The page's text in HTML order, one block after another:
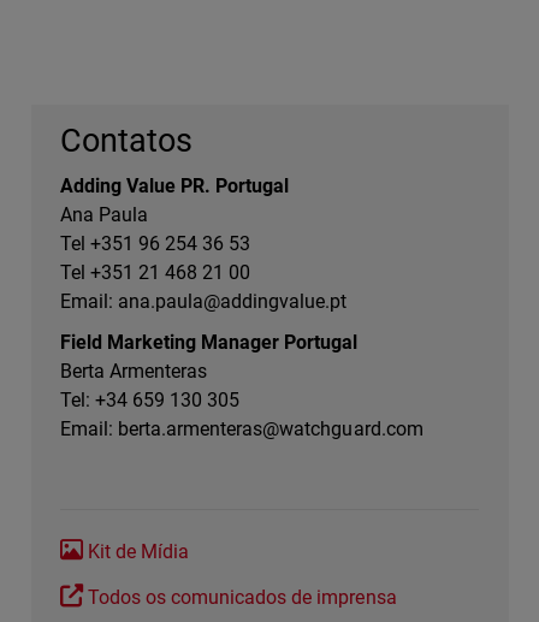
Contatos
Adding Value PR. Portugal
Ana Paula
Tel +351 96 254 36 53
Tel +351 21 468 21 00
Email: ana.paula@addingvalue.pt
Field Marketing Manager Portugal
Berta Armenteras
Tel: +34 659 130 305
Email: berta.armenteras@watchguard.com
Kit de Mídia
Todos os comunicados de imprensa